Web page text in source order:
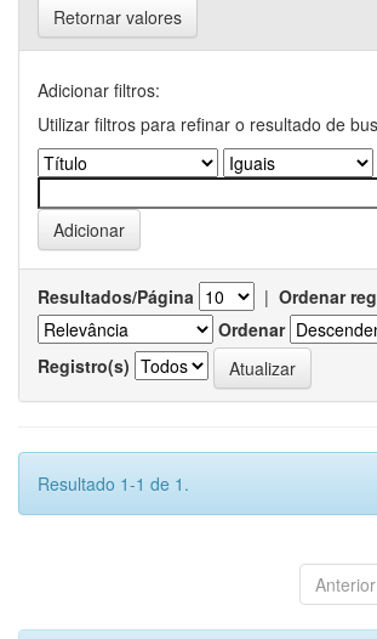
Retornar valores
Adicionar filtros:
Utilizar filtros para refinar o resultado de
Resultados/Página | Ordenar
Ordenar
Registro(s)
Resultado 1-1 de 1.
Anterior